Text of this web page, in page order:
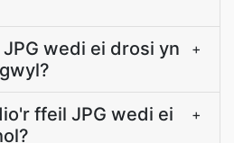
wedi ei drosi yn
+
ffeil JPG wedi ei
+